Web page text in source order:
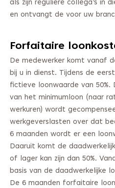
als zijn reguliere collega’s in
en ontvangt de voor uw
Forfaitaire
De medewerker komt vanaf
bij u in dienst. Tijdens de
fictieve loonwaarde van
van het minimumloon (naar
werkuren) wordt
werkgeverslasten over dat
6 maanden wordt er een
Daaruit komt de
of lager kan zijn dan 50%.
basis van de daadwerkelijke
De 6 maanden forfaitaire